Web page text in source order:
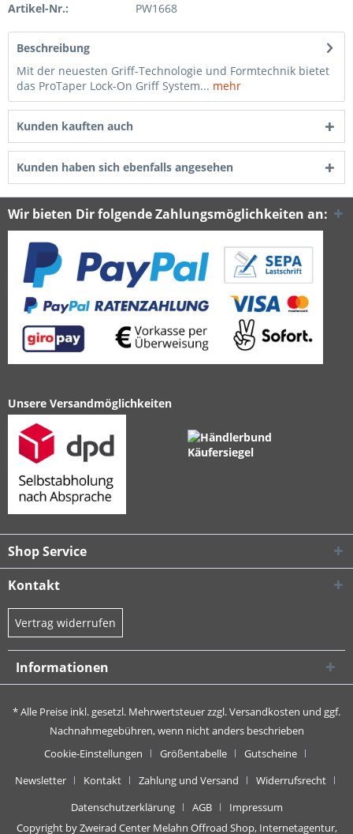
Artikel-Nr.: PW1668
Beschreibung
Mit der neuesten Griff-Technologie und Formtechnik bietet
das ProTaper Lock-On Griff System... mehr
Kunden kauften auch
Kunden haben sich ebenfalls angesehen
Wir bieten Dir folgende Zahlungsmöglichkeiten an:
Unsere Versandmöglichkeiten
Shop Service
Kontakt
Vertrag widerrufen
Informationen
* Alle Preise inkl. gesetzl. Mehrwertsteuer zzgl.Versandkosten und ggf.
Nachnahmegebühren, wenn nicht anders beschrieben
Cookie-Einstellungen
Größentabelle
Gutscheine
Newsletter
Kontakt Zahlung und Versand
Widerrufsrecht
Datenschutzerklärung
AGB
Impressum
Copyright by Zweirad Center Melahn Offroad Shop, Internetagentur,